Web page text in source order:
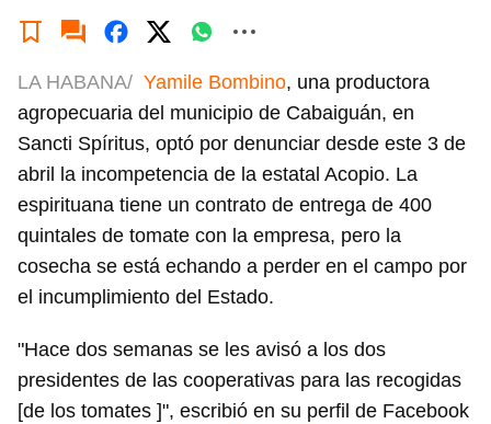
LA HABANA/ Yamile Bombino, una productora
agropecuaria del municipio de Cabaiguán, en
Sancti Spíritus, optó por denunciar desde este 3 de
abril la incompetencia de la estatal Acopio. La
espirituana tiene un contrato de entrega de 400
quintales de tomate con la empresa, pero la
cosecha se está echando a perder en el campo por
el incumplimiento del Estado.
"Hace dos semanas se les avisó a los dos
presidentes de las cooperativas para las recogidas
[de los tomates ]", escribió en su perfil de Facebook